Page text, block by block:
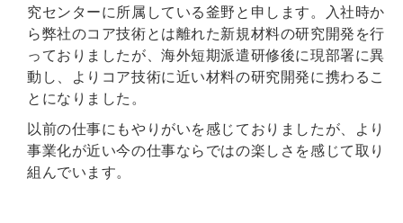
究センターに所属している釜野と申します。入社時か
ら弊社のコア技術とは離れた新規材料の研究開発を行
っておりましたが、海外短期派遣研修後に現部署に異
動し、よりコア技術に近い材料の研究開発に携わるこ
とになりました。
以前の仕事にもやりがいを感じておりましたが、より
事業化が近い今の仕事ならではの楽しさを感じて取り
組んでいます。